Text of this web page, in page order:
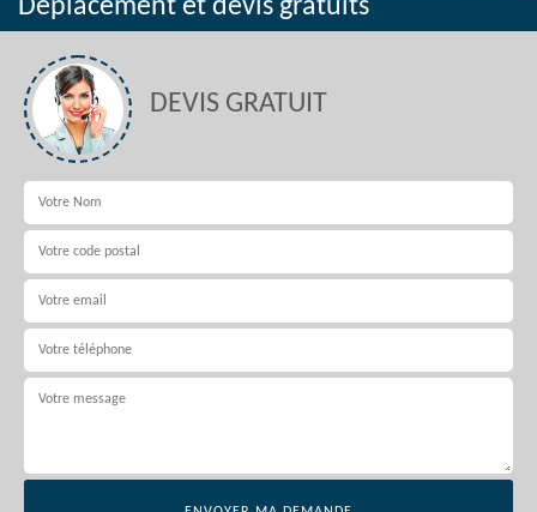
Déplacement et devis gratuits
DEVIS GRATUIT